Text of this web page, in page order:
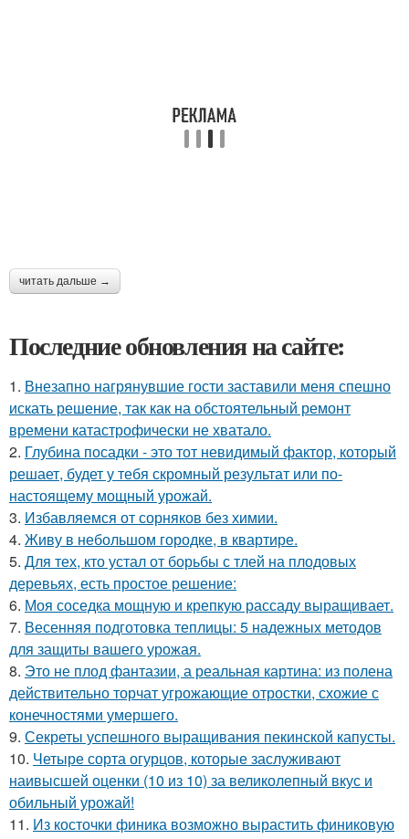
читать дальше →
Последние обновления на сайте:
1. Внезапно нагрянувшие гости заставили меня спешно
искать решение, так как на обстоятельный ремонт
времени катастрофически не хватало.
2. Глубина посадки - это тот невидимый фактор, который
решает, будет у тебя скромный результат или по-
настоящему мощный урожай.
3. Избавляемся от сорняков без химии.
4. Живу в небольшом городке, в квартире.
5. Для тех, кто устал от борьбы с тлей на плодовых
деревьях, есть простое решение:
6. Моя соседка мощную и крепкую рассаду выращивает.
7. Весенняя подготовка теплицы: 5 надежных методов
для защиты вашего урожая.
8. Это не плод фантазии, а реальная картина: из полена
действительно торчат угрожающие отростки, схожие с
конечностями умершего.
9. Секреты успешного выращивания пекинской капусты.
10. Четыре сорта огурцов, которые заслуживают
наивысшей оценки (10 из 10) за великолепный вкус и
обильный урожай!
11. Из косточки финика возможно вырастить финиковую